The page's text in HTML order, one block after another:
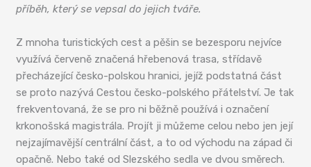
příběh, který se vepsal do jejich tváře.
Z mnoha turistických cest a pěšin se bezesporu nejvíce
využívá červeně značená hřebenová trasa, střídavě
přecházející česko-polskou hranici, jejíž podstatná část
se proto nazývá Cestou česko-polského přátelství. Je tak
frekventovaná, že se pro ni běžně používá i označení
krkonošská magistrála. Projít ji můžeme celou nebo jen její
nejzajímavější centrální část, a to od východu na západ či
opačně. Nebo také od Slezského sedla ve dvou směrech.